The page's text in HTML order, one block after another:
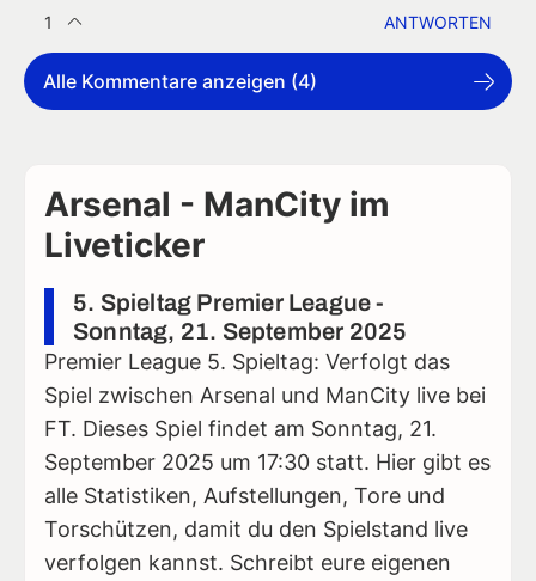
1 ANTWORTEN
Alle Kommentare anzeigen (4)
Arsenal - ManCity im
Liveticker
5. Spieltag Premier League -
Sonntag, 21. September 2025
Premier League 5. Spieltag: Verfolgt das
Spiel zwischen Arsenal und ManCity live bei
FT. Dieses Spiel findet am Sonntag, 21.
September 2025 um 17:30 statt. Hier gibt es
alle Statistiken, Aufstellungen, Tore und
Torschützen, damit du den Spielstand live
verfolgen kannst. Schreibt eure eigenen